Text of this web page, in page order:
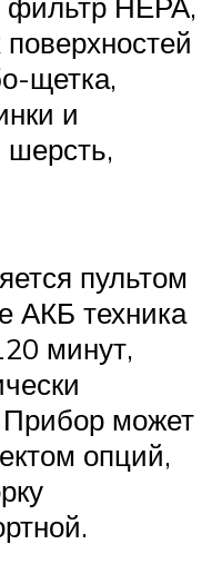
щетка,
и
пультом
АКБ техника
минут,
Прибор может
опций,